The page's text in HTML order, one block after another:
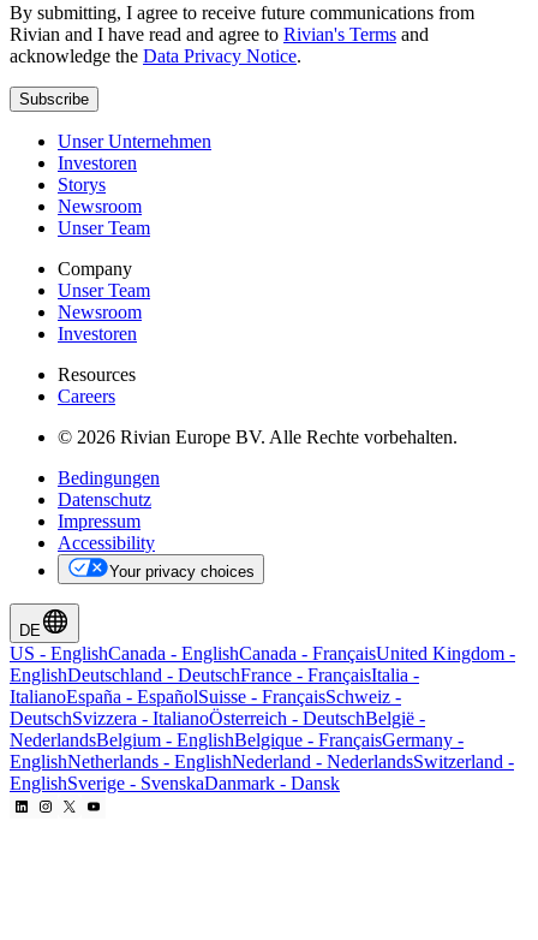
By submitting, I agree to receive future communications from
Rivian and I have read and agree to Rivian's Terms and
acknowledge the Data Privacy Notice.
Subscribe
Unser Unternehmen
Investoren
Storys
Newsroom
Unser Team
Company
Unser Team
Newsroom
Investoren
Resources
Careers
© 2026 Rivian Europe BV. Alle Rechte vorbehalten.
Bedingungen
Datenschutz
Impressum
Accessibility
Your privacy choices
DE
US - EnglishCanada - EnglishCanada - FrançaisUnited Kingdom -
EnglishDeutschland - DeutschFrance - FrançaisItalia -
ItalianoEspaña - EspañolSuisse - FrançaisSchweiz -
DeutschSvizzera - ItalianoÖsterreich - DeutschBelgië -
NederlandsBelgium - EnglishBelgique - FrançaisGermany -
EnglishNetherlands - EnglishNederland - NederlandsSwitzerland -
EnglishSverige - SvenskaDanmark - Dansk